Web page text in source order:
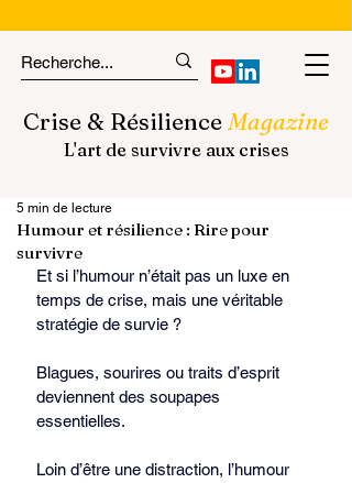
Crise & Résilience Magazine
L'art de survivre aux crises
Humour et résilience : Rire pour
survivre
5 min de lecture
Et si l’humour n’était pas un luxe en
temps de crise, mais une véritable
stratégie de survie ?
Blagues, sourires ou traits d’esprit
deviennent des soupapes
essentielles.
Loin d’être une distraction, l’humour